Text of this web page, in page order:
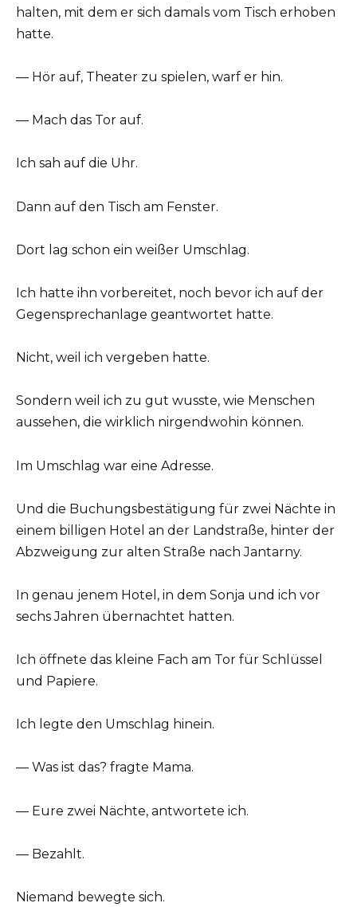
halten, mit dem er sich damals vom Tisch erhoben
hatte.
— Hör auf, Theater zu spielen, warf er hin.
— Mach das Tor auf.
Ich sah auf die Uhr.
Dann auf den Tisch am Fenster.
Dort lag schon ein weißer Umschlag.
Ich hatte ihn vorbereitet, noch bevor ich auf der
Gegensprechanlage geantwortet hatte.
Nicht, weil ich vergeben hatte.
Sondern weil ich zu gut wusste, wie Menschen
aussehen, die wirklich nirgendwohin können.
Im Umschlag war eine Adresse.
Und die Buchungsbestätigung für zwei Nächte in
einem billigen Hotel an der Landstraße, hinter der
Abzweigung zur alten Straße nach Jantarny.
In genau jenem Hotel, in dem Sonja und ich vor
sechs Jahren übernachtet hatten.
Ich öffnete das kleine Fach am Tor für Schlüssel
und Papiere.
Ich legte den Umschlag hinein.
— Was ist das? fragte Mama.
— Eure zwei Nächte, antwortete ich.
— Bezahlt.
Niemand bewegte sich.